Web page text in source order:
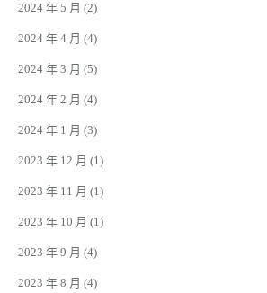
2024 年 5 月 (2)
2024 年 4 月 (4)
2024 年 3 月 (5)
2024 年 2 月 (4)
2024 年 1 月 (3)
2023 年 12 月 (1)
2023 年 11 月 (1)
2023 年 10 月 (1)
2023 年 9 月 (4)
2023 年 8 月 (4)